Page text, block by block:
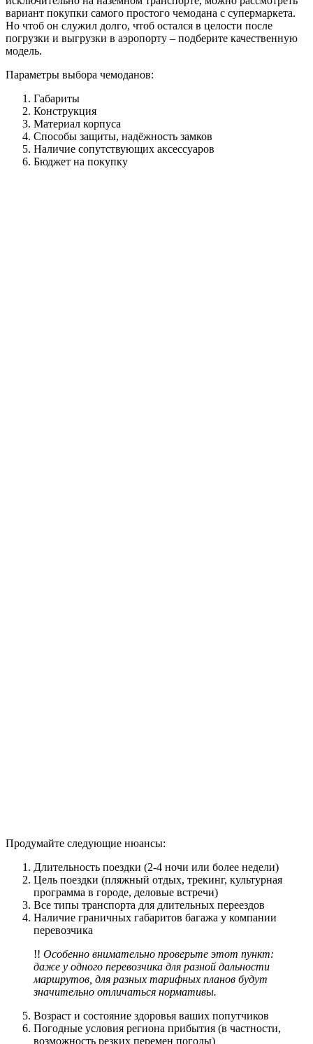
вариант покупки самого простого чемодана с супермаркета.
Но чтоб он служил долго, чтоб остался в целости после
погрузки и выгрузки в аэропорту – подберите качественную
модель.
Параметры выбора чемоданов:
Габариты
Конструкция
Материал корпуса
Способы защиты, надёжность замков
Наличие сопутствующих аксессуаров
Бюджет на покупку
Продумайте следующие нюансы:
Длительность поездки (2-4 ночи или более недели)
Цель поездки (пляжный отдых, трекинг, культурная
программа в городе, деловые встречи)
Все типы транспорта для длительных переездов
Наличие граничных габаритов багажа у компании
перевозчика
!! Особенно внимательно проверьте этот пункт:
даже у одного перевозчика для разной дальности
маршрутов, для разных тарифных планов будут
значительно отличаться нормативы.
Возраст и состояние здоровья ваших попутчиков
Погодные условия региона прибытия (в частности,
возможность резких перемен погоды)